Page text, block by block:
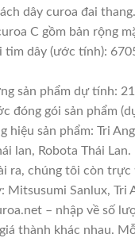
dây curoa đai
C gồm bản rộng
tim dây (ước tính):
sản phẩm dự tính:
đóng gói sản phẩm
hiệu sản phẩm: Tri
lan, Robota Thái
ra, chúng tôi còn
Mitsusumi Sanlux, Tri
– nhập về số
thành khác nhau.